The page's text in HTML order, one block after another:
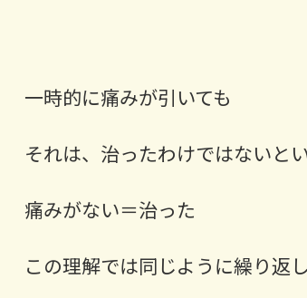
一時的に痛みが引いても
それは、治ったわけではないと
痛みがない＝治った
この理解では同じように繰り返